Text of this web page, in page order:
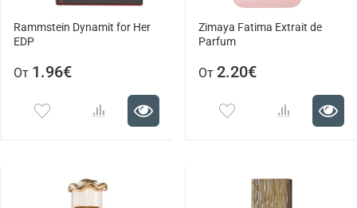
Rammstein Dynamit for Her
EDP
От 1.96€
Zimaya Fatima Extrait de
Parfum
От 2.20€